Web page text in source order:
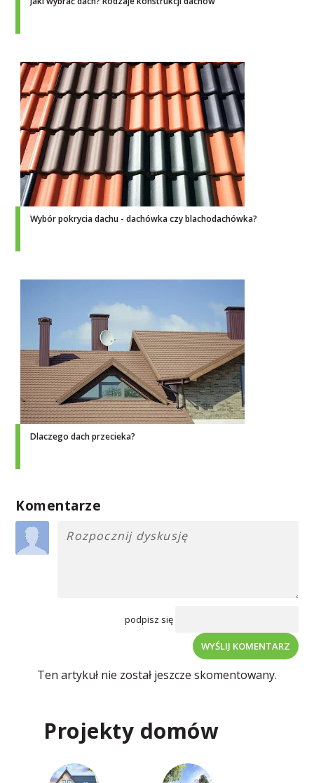
Wybór pokrycia dachu - dachówka czy blachodachówka?
Dlaczego dach przecieka?
Komentarze
podpisz się
WYŚLIJ KOMENTARZ
Ten artykuł nie został jeszcze skomentowany.
Projekty domów